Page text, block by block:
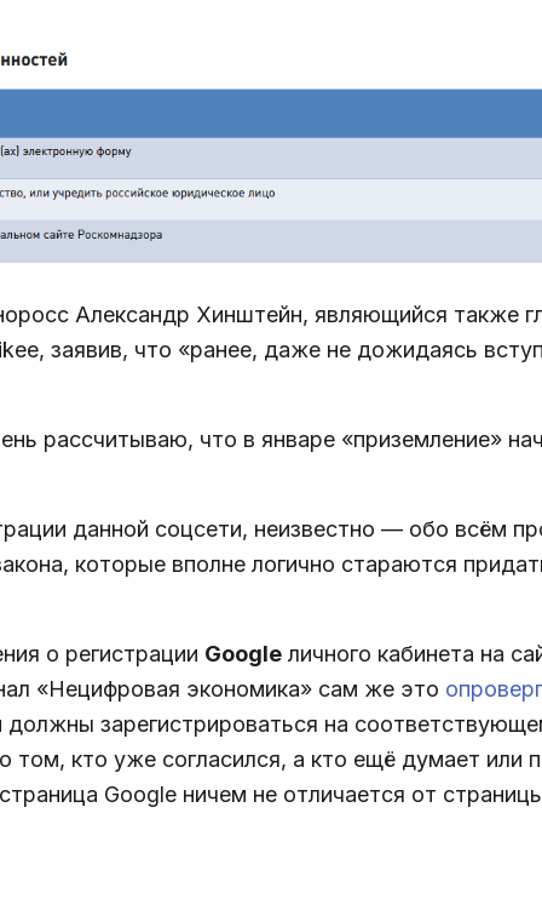
Александр Хинштейн, являющийся также
заявив, что «ранее, даже не дожидаясь
рассчитываю, что в январе «приземление»
данной соцсети, неизвестно — обо всём
которые вполне логично стараются
о регистрации Google личного кабинета на
«Нецифровая экономика» сам же это опроверг
должны зарегистрироваться на
том, кто уже согласился, а кто ещё думает или
Google ничем не отличается от